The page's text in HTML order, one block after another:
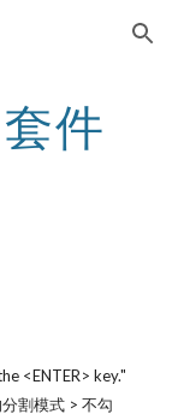
Skip to navigation
件
<ENTER> key."
割模式 > 不勾